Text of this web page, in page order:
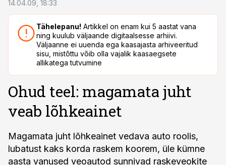
14.04.09, 18:33
Tähelepanu! Artikkel on enam kui 5 aastat vana
ning kuulub väljaande digitaalsesse arhiivi.
Väljaanne ei uuenda ega kaasajasta arhiveeritud
sisu, mistõttu võib olla vajalik kaasaegsete
allikatega tutvumine
Ohud teel: magamata juht
veab lõhkeainet
Magamata juht lõhkeainet vedava auto roolis,
lubatust kaks korda raskem koorem, üle kümne
aasta vanused veoautod sunnivad raskeveokite